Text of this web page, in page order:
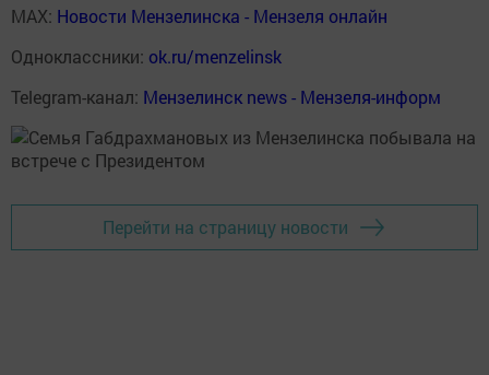
MAX: Новости Мензелинска - Мензеля онлайн
Одноклассники: ok.ru/menzelinsk
Telegram-канал: Мензелинск news - Мензеля-информ
Перейти на страницу новости